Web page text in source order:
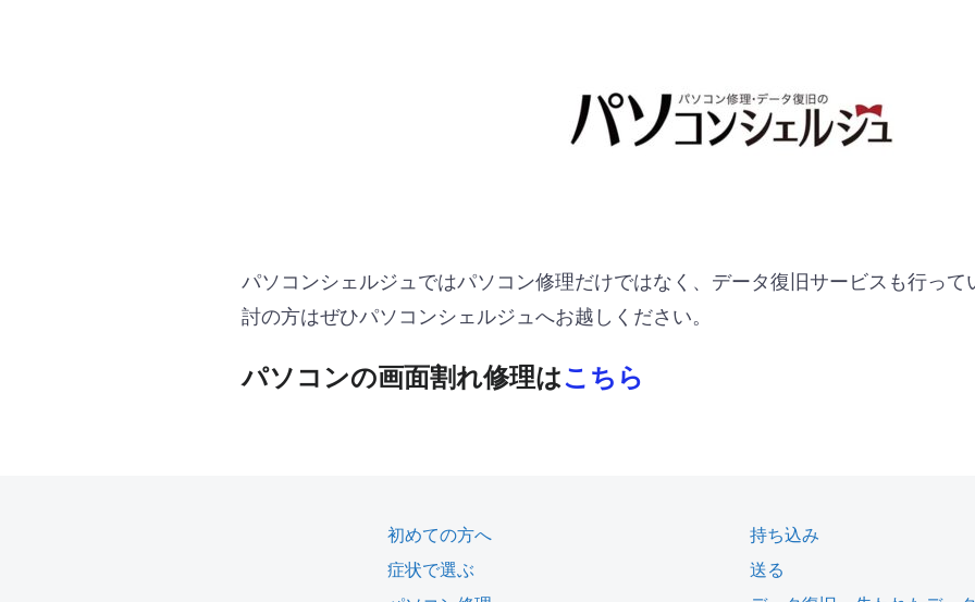
パソコンシェルジュではパソコン修理だけではなく、データ復旧サービスも行っ
討の方はぜひパソコンシェルジュへお越しください。
パソコンの画面割れ修理はこちら
初めての方へ
症状で選ぶ
持ち込み
送る